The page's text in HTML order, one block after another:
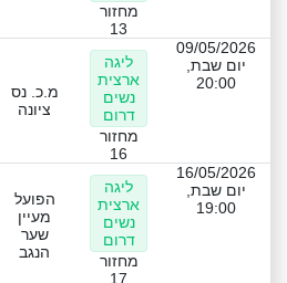
מחזור
13
09/05/2026
יום שבת,
20:00
ליגה
ארצית
נשים
דרום
מחזור
16
מ.כ. נס
ציונה
16/05/2026
יום שבת,
19:00
ליגה
ארצית
נשים
דרום
מחזור
17
הפועל
מעיין
שער
הנגב